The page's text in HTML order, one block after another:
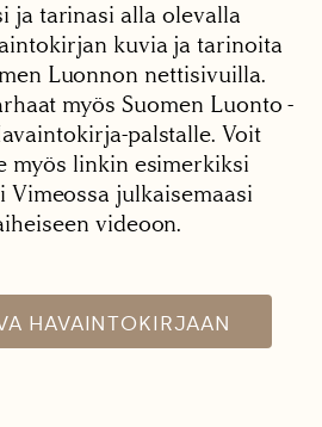
ja tarinasi alla olevalla
kuvia ja tarinoita
Luonnon nettisivuilla.
myös Suomen Luonto -
palstalle. Voit
myös linkin esimerkiksi
Vimeossa julkaisemaasi
videoon.
HAVAINTOKIRJAAN